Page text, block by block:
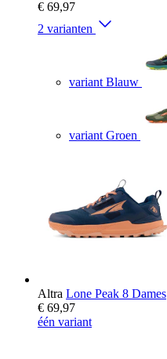
€ 69,97
2 varianten
variant Blauw
variant Groen
Altra Lone Peak 8 Dames
€ 69,97
één variant